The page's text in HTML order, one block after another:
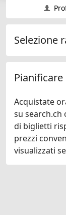
Selezione
Acquistate
su
di biglietti
prezzi
visualizzati